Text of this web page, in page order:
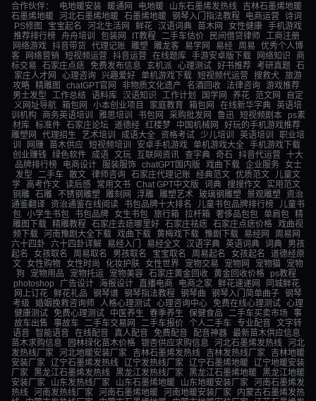
合作伙伴： 电地暖安装 暖通网 电地暖 山东石墨烯发热线
吉林石墨烯地暖
石墨烯地暖
河北石墨烯地暖 石墨烯地暖 钢琴入门指法教程 电商运营
诗词
PS修图
宝宝起名 河北生活网 鲜花 汉语词典 苗木网 女性健康 手机游戏
推荐排行榜
舟舟培训 包装网 IT教程 二手车估价 民间借贷律师
工商注册
网络游戏 抖音带货 代理记账 雕塑 雕龙客 易学网 易经 周易
优秀个人博
客
网络营销 短视频运营 抖音运营 在线题库 手游安卓版下载 网络知识
商
标交易
石家庄点痣 免费发布信息 玄机派 心理测试 好书推荐 考研真题 石
家庄人才网
心理咨询 兴趣爱好 单机游戏下载 短视频代运营 搜救犬 旅游
攻略 精雕图 chatGPT官网 非物质文化遗产 名酒回收 法律咨询 游戏推荐
男士发型
工作总结 语料库 汉语知识 工作计划 国学网 养花 范文网
自定
义网址导航 箱包网 小本创业项目 家庭教育 箱包网 在线新华字典 英语培
训机构
商务英语培训 雅思培训 书包网 采购批发网 鲁迅 短视频剧本
ps素
材库
标准件 石家庄论坛 道德经 红楼梦 中国机械网
好玩的手机游戏推荐
雕塑网
代理招生 艺术培训 成语大全 资格考试 少儿培训 英语培训
职业培
训
网赚 苗木供应 短视频培训 安卓手机游戏 单机游戏大全
手机游戏下载
创业赚钱
绿色软件 成语 文玩 互联网资讯 查字典 奇石 抖音代运营 十大
品牌排行榜
电商设计 服装服饰 chatGPT国内版 戏曲下载 企业服务
女士
发型
二手车 散文 律师咨询 石家庄代理记账 经典范文 优质范文
儿童文
学 高考作文 读后感 常用文书 Chat GPT中文版 词典 搜搜作文
实用范文
铜雕 石雕 不锈钢雕塑 雕刻网 浮雕 雕塑艺术 玻璃钢雕塑 景观雕塑
资治
通鉴翻译
资治通鉴在线阅读 书包品牌十大排名 儿童书包品牌排行榜
儿童书
包 小学生书包 书包品牌 女生书包 旅行箱 拉杆箱 奢侈品包包 单肩包 精
雕图下载 精雕教程 石家庄去痣哪里好 石家庄祛痣 石家庄点痣价格 戏曲视
频下载
河南豫剧大全下载 戏曲下载 黄梅戏下载 豫剧下载 易经网
周易网
六十四卦
六十四卦详解 易经入门 易经全文 汉语字典 英语词典 词典
男孩
起名
女孩取名 周易取名 男孩取名 宝宝取名 周易起名 女孩起名
道德经原
文 女性购物 女性时尚 化妆护肤 女性世界 宠物交易 宠物网 宠物猫
宠物
狗
宠物用品 宠物托运 宠物美容 石家庄黄金回收 黄金回收价格
ps教程
photoshop
广告设计 海报设计 直播电商 电商之家 鲜花速递网
同城鲜花
网上订花 鲜花礼品 钢琴谱 钢琴指法教程 钢琴曲 钢琴入门简单曲子 钢琴
考级
婚姻挽救咨询师 人格心理测试 心理咨询中心 免费在线心理测试 心理
健康测试
免费心理测试 中医养生 春季养生 保健食品 二手车买卖市场
事
故车出售
事故车 二手车交易网 二手车报价 个人二手车 专业配音 文字转
语音
智能语音 在线配音 真人配音 免费配音 配音神器
最新苗木供应信息
苗木求购信息
园林绿化苗木价格 银杏供应求购信息 河北石墨烯发热线
河北
发热线厂家
河北地暖安装厂家 吉林石墨烯发热线 吉林发热线厂家
吉林地暖
安装厂家
辽宁石墨烯发热线 辽宁发热线厂家 辽宁石墨烯地暖 辽宁地暖安装
厂家
黑龙江石墨烯发热线 黑龙江发热线厂家 黑龙江石墨烯地暖 黑龙江地暖
安装厂家
山东发热线厂家 山东石墨烯地暖 山东地暖安装厂家
河南石墨烯发
热线
河南发热线厂家 河南石墨烯地暖 河南地暖安装厂家
内蒙古石墨烯发热